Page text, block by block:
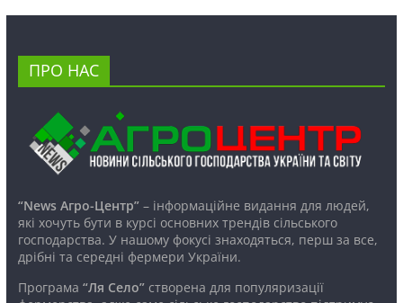
ПРО НАС
“News Агро-Центр”– інформаційне видання для людей,
які хочуть бути в курсі основних трендів сільського
господарства. У нашому фокусі знаходяться, перш за все,
дрібні та середні фермери України.
Програма “Ля Село”створена для популяризації